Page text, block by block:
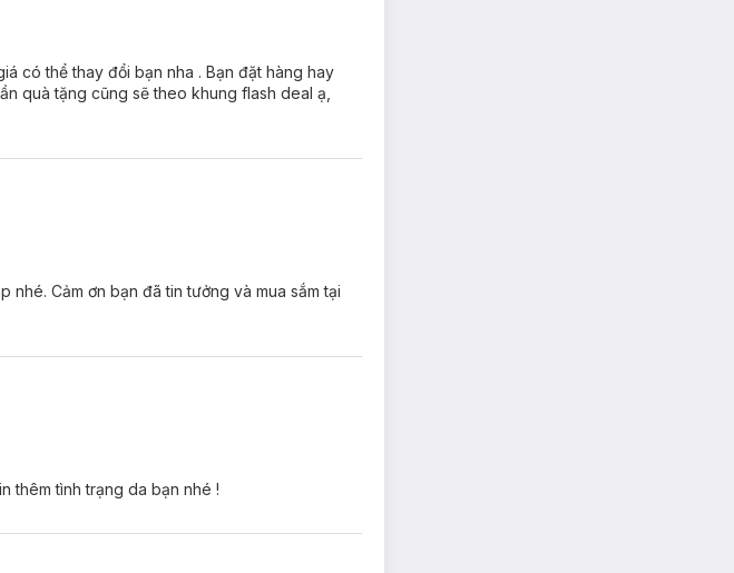
có thể thay đổi bạn nha . Bạn đặt hàng hay
quà tặng cũng sẽ theo khung flash deal ạ,
Cảm ơn bạn đã tin tưởng và mua sắm tại
thêm tình trạng da bạn nhé !